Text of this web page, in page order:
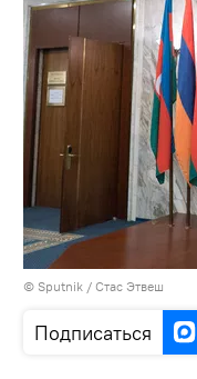
© Sputnik / Стас Этвеш
Подписаться